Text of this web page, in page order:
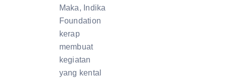
Maka, Indika
Foundation
kerap
membuat
kegiatan
yang kental